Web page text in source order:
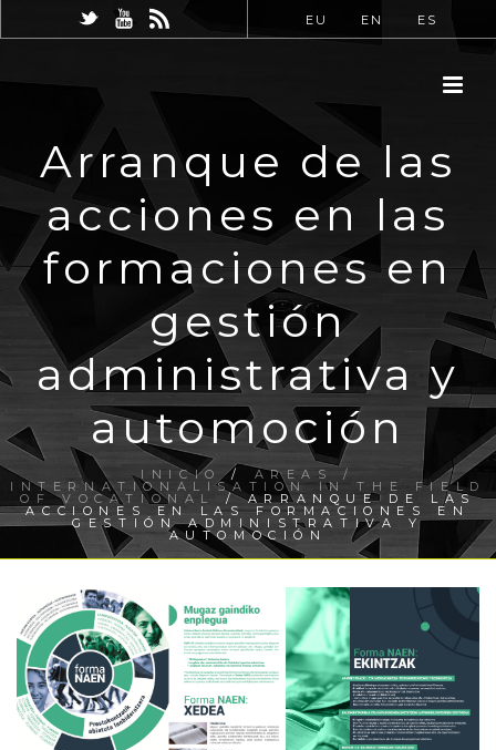
EU EN ES
Arranque de las
acciones en las
formaciones en
gestión
administrativa y
automoción
INICIO / AREAS /
INTERNATIONALISATION IN THE FIELD
OF VOCATIONAL / ARRANQUE DE LAS
ACCIONES EN LAS FORMACIONES EN
GESTIÓN ADMINISTRATIVA Y
AUTOMOCIÓN